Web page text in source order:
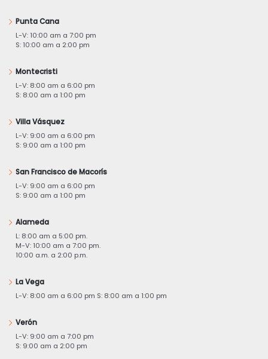
Punta Cana
L-V: 10:00 am a 7:00 pm
S: 10:00 am a 2:00 pm
Montecristi
L-V: 8:00 am a 6:00 pm
S: 8:00 am a 1:00 pm
Villa Vásquez
L-V: 9:00 am a 6:00 pm
S: 9:00 am a 1:00 pm
San Francisco de Macorís
L-V: 9:00 am a 6:00 pm
S: 9:00 am a 1:00 pm
Alameda
L: 8:00 am a 5:00 pm.
M-V: 10:00 am a 7:00 pm.
10:00 a.m. a 2:00 p.m.
La Vega
L-V: 8:00 am a 6:00 pm S: 8:00 am a 1:00 pm
Verón
L-V: 9:00 am a 7:00 pm
S: 9:00 am a 2:00 pm